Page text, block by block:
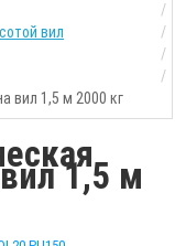
вил
вил 1,5 м 2000 кг
1,5 м